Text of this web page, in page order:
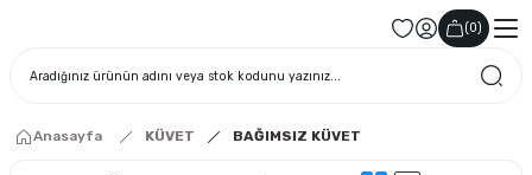
(0)
Anasayfa KÜVET BAĞIMSIZ KÜVET